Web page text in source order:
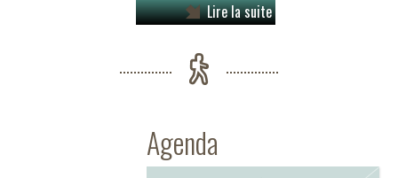
Lire la suite
Agenda